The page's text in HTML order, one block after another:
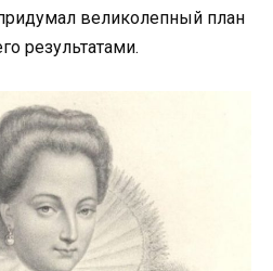
великолепный план
результатами.